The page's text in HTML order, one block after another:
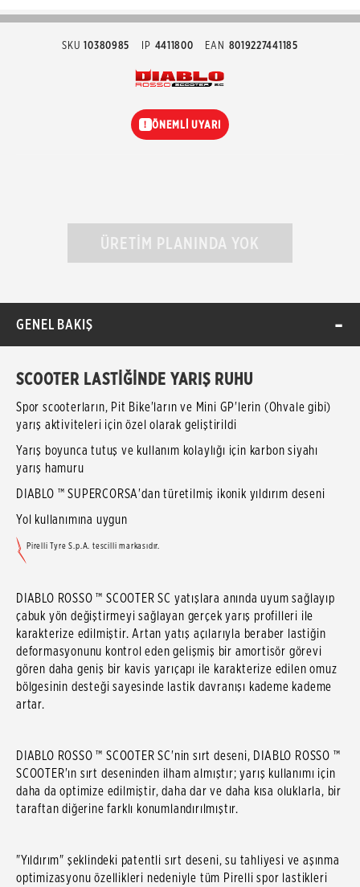
SKU 10380985 IP 4411800 EAN 8019227441185
! ÖNEMLİ UYARI
ÜRETİM PLANINDA YOK
GENEL BAKIŞ
SCOOTER LASTİĞİNDE YARIŞ RUHU
Spor scooterların, Pit Bike'ların ve Mini GP'lerin (Ohvale gibi)
yarış aktiviteleri için özel olarak geliştirildi
Yarış boyunca tutuş ve kullanım kolaylığı için karbon siyahı
yarış hamuru
DIABLO ™ SUPERCORSA'dan türetilmiş ikonik yıldırım deseni
Yol kullanımına uygun
Pirelli Tyre S.p.A. tescilli markasıdır.
DIABLO ROSSO ™ SCOOTER SC yatışlara anında uyum sağlayıp
çabuk yön değiştirmeyi sağlayan gerçek yarış profilleri ile
karakterize edilmiştir. Artan yatış açılarıyla beraber lastiğin
deformasyonunu kontrol eden gelişmiş bir amortisör görevi
gören daha geniş bir kavis yarıçapı ile karakterize edilen omuz
bölgesinin desteği sayesinde lastik davranışı kademe kademe
artar.
DIABLO ROSSO ™ SCOOTER SC'nin sırt deseni, DIABLO ROSSO ™
SCOOTER'ın sırt deseninden ilham almıştır; yarış kullanımı için
daha da optimize edilmiştir, daha dar ve daha kısa oluklarla, bir
taraftan diğerine farklı konumlandırılmıştır.
"Yıldırım" şeklindeki patentli sırt deseni, su tahliyesi ve aşınma
optimizasyonu özellikleri nedeniyle tüm Pirelli spor lastikleri